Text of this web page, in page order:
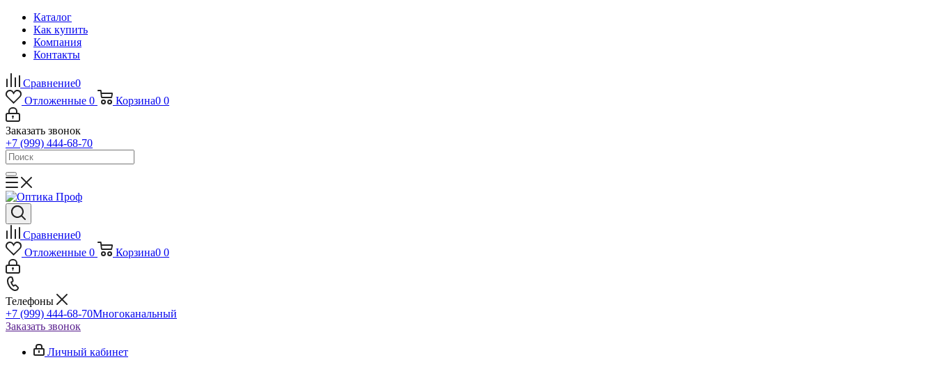
Каталог
Как купить
Компания
Контакты
Сравнение0
Отложенные 0 Корзина0 0
Заказать звонок
+7 (999) 444-68-70
Сравнение0
Отложенные 0 Корзина0 0
Телефоны
+7 (999) 444-68-70Многоканальный
Заказать звонок
Личный кабинет